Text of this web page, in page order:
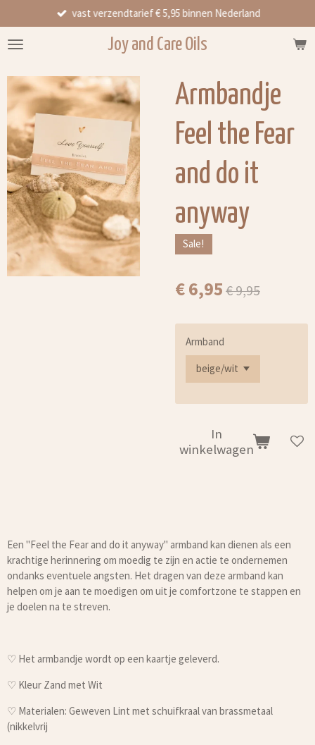
direct
naar
hoofdinhoud
Joy and Care Oils
vast verzendtarief € 5,95 binnen Nederland
Armbandje
Feel the Fear
and do it
anyway
Sale!
€ 6,95 € 9,95
Armband
In
winkelwagen
Een "Feel the Fear and do it anyway" armband kan dienen als een
krachtige herinnering om moedig te zijn en actie te ondernemen
ondanks eventuele angsten. Het dragen van deze armband kan
helpen om je aan te moedigen om uit je comfortzone te stappen en
je doelen na te streven.
♡ Het armbandje wordt op een kaartje geleverd.
♡ Kleur Zand met Wit
♡ Materialen: Geweven Lint met schuifkraal van brassmetaal
(nikkelvrij